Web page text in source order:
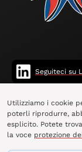
Seguiteci su
Utilizziamo i cookie
poterli riprodurre,
esplicito. Potete
la voce protezione